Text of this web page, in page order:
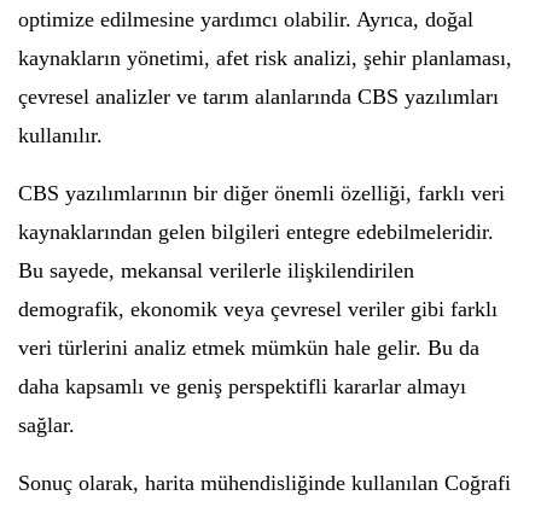
optimize edilmesine yardımcı olabilir. Ayrıca, doğal
kaynakların yönetimi, afet risk analizi, şehir planlaması,
çevresel analizler ve tarım alanlarında CBS yazılımları
kullanılır.
CBS yazılımlarının bir diğer önemli özelliği, farklı veri
kaynaklarından gelen bilgileri entegre edebilmeleridir.
Bu sayede, mekansal verilerle ilişkilendirilen
demografik, ekonomik veya çevresel veriler gibi farklı
veri türlerini analiz etmek mümkün hale gelir. Bu da
daha kapsamlı ve geniş perspektifli kararlar almayı
sağlar.
Sonuç olarak, harita mühendisliğinde kullanılan Coğrafi